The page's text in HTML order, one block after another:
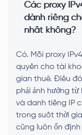
Các proxy
dành riêng
nhất không?
Có. Mỗi proxy
quyền cho tài
gian thuê. Điều
phải ảnh hưởng
và danh tiếng IP
trong suốt thời
cũng luôn ổn